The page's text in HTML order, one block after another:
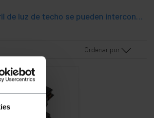
Accesorios para la conexión de carril o riel de luz de techo de 3 vías. Los sistemas de carril de luz de techo se pueden interconectar entre sí, para adaptarse a las necesidades de iluminación técnica. Con la gama de conectores de carril el usuario podrá empalmar carriles de luz, dibujando las formas requeridas. Color de los accesorios: negro.
Ordenar por